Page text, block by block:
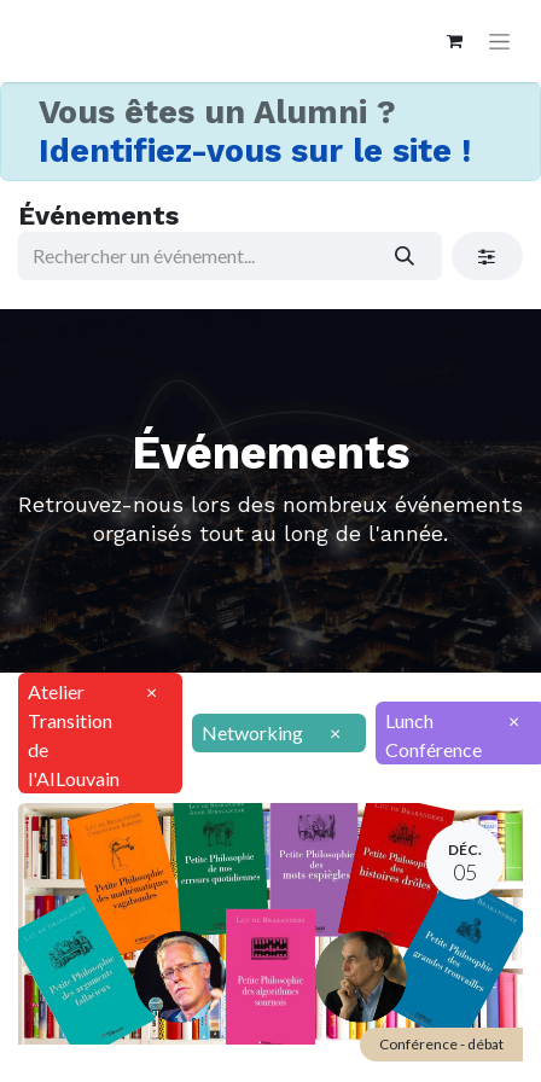
Vous êtes un Alumni ?
Identifiez-vous sur le site !
Événements
Événements
Retrouvez-nous lors des nombreux événements
organisés tout au long de l'année.
Atelier
Transition
de
l'AILouvain
×
Networking
×
Lunch
Conférence
×
DÉC.
05
Conférence - débat